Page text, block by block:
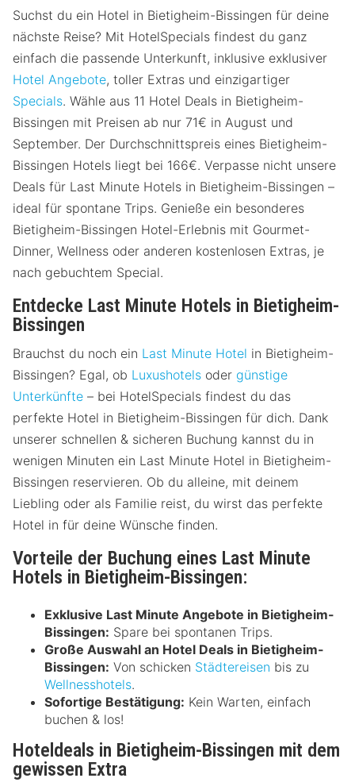
Suchst du ein Hotel in Bietigheim-Bissingen für deine
nächste Reise? Mit HotelSpecials findest du ganz
einfach die passende Unterkunft, inklusive exklusiver
Hotel Angebote, toller Extras und einzigartiger
Specials. Wähle aus 11 Hotel Deals in Bietigheim-
Bissingen mit Preisen ab nur 71€ in August und
September. Der Durchschnittspreis eines Bietigheim-
Bissingen Hotels liegt bei 166€. Verpasse nicht unsere
Deals für Last Minute Hotels in Bietigheim-Bissingen –
ideal für spontane Trips. Genieße ein besonderes
Bietigheim-Bissingen Hotel-Erlebnis mit Gourmet-
Dinner, Wellness oder anderen kostenlosen Extras, je
nach gebuchtem Special.
Entdecke Last Minute Hotels in Bietigheim-
Bissingen
Brauchst du noch ein Last Minute Hotel in Bietigheim-
Bissingen? Egal, ob Luxushotels oder günstige
Unterkünfte – bei HotelSpecials findest du das
perfekte Hotel in Bietigheim-Bissingen für dich. Dank
unserer schnellen & sicheren Buchung kannst du in
wenigen Minuten ein Last Minute Hotel in Bietigheim-
Bissingen reservieren. Ob du alleine, mit deinem
Liebling oder als Familie reist, du wirst das perfekte
Hotel in für deine Wünsche finden.
Vorteile der Buchung eines Last Minute
Hotels in Bietigheim-Bissingen:
Exklusive Last Minute Angebote in Bietigheim-
Bissingen: Spare bei spontanen Trips.
Große Auswahl an Hotel Deals in Bietigheim-
Bissingen: Von schicken Städtereisen bis zu
Wellnesshotels.
Sofortige Bestätigung: Kein Warten, einfach
buchen & los!
Hoteldeals in Bietigheim-Bissingen mit dem
gewissen Extra